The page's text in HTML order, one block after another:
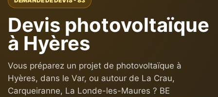
Devis photovoltaïque
à Hyères
Vous préparez un projet de photovoltaïque à
Hyères, dans le Var, ou autour de La Crau,
Carqueiranne, La Londe-les-Maures ? BE